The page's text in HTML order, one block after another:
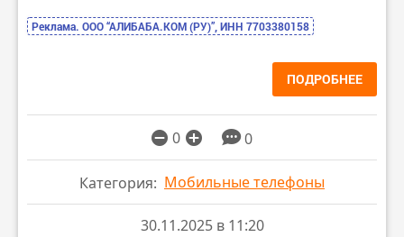
Реклама. ООО “АЛИБАБА.КОМ (РУ)”, ИНН 7703380158
ПОДРОБНЕЕ
0 0
Категория: Мобильные телефоны
30.11.2025 в 11:20